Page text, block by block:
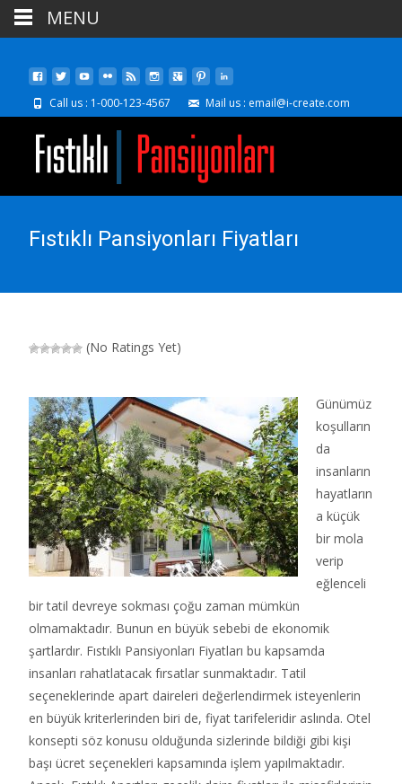
Call us : 1-000-123-4567 Mail us : email@i-create.com
Fıstıklı Pansiyonları Fiyatları
(No Ratings Yet)
Günümüz
koşulların
da
insanların
hayatların
a küçük
bir mola
verip
eğlenceli
bir tatil devreye sokması çoğu zaman mümkün
olmamaktadır. Bunun en büyük sebebi de ekonomik
şartlardır. Fıstıklı Pansiyonları Fiyatları bu kapsamda
insanları rahatlatacak fırsatlar sunmaktadır. Tatil
seçeneklerinde apart daireleri değerlendirmek isteyenlerin
en büyük kriterlerinden biri de, fiyat tarifeleridir aslında. Otel
konsepti söz konusu olduğunda sizlerinde bildiği gibi kişi
başı ücret seçenekleri kapsamında işlem yapılmaktadır.
MENU